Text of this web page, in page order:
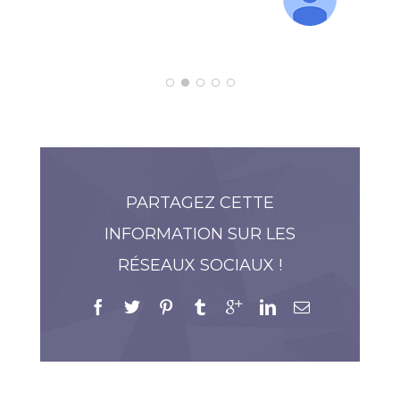
PARTAGEZ CETTE
INFORMATION SUR LES
RÉSEAUX SOCIAUX !